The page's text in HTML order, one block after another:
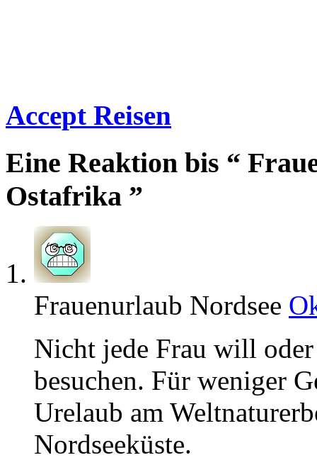
Accept Reisen
Eine Reaktion bis “
Ostafrika ”
Frauenurlaub Nordsee
Nicht jede Frau will
besuchen. Für weniger
Urelaub am
Nordseeküste.